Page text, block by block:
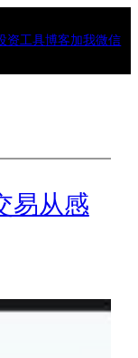
资工具博客加我微信
易从感